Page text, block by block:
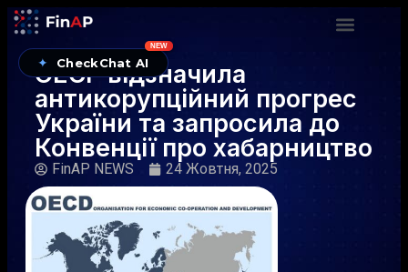
✦ CheckChat AI
NEW
ОЕСР відзначила
антикорупційний прогрес
України та запросила до
Конвенції про хабарництво
FinAP NEWS 24 Жовтня, 2025